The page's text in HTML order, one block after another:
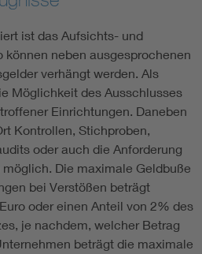
ist das Aufsichts- und
können neben ausgesprochenen
verhängt werden. Als
Möglichkeit des Ausschlusses
Einrichtungen. Daneben
Kontrollen, Stichproben,
oder auch die Anforderung
Die maximale Geldbuße
bei Verstößen beträgt
oder einen Anteil von 2% des
je nachdem, welcher Betrag
beträgt die maximale